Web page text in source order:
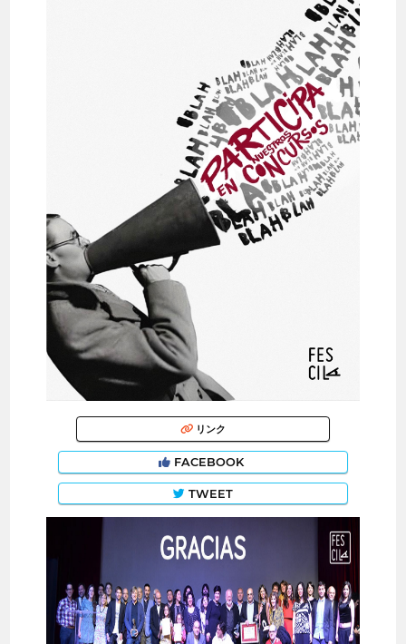
リンク
FACEBOOK
TWEET